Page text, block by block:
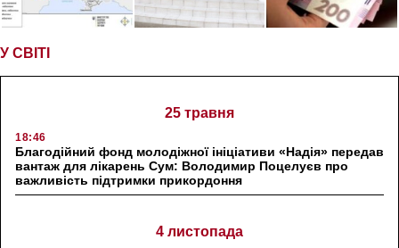
У СВІТІ
25 травня
18:46
Благодійний фонд молодіжної ініціативи «Надія» передав
вантаж для лікарень Сум: Володимир Поцелуєв про
важливість підтримки прикордоння
4 листопада